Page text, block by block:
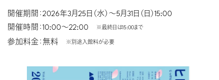
開催期間：2026年3月25日（水）〜5月31日（日）15:00
開催時間：10:00〜22:00
※最終日は15:00まで
参加料金：無料 ※別途入館料が必要